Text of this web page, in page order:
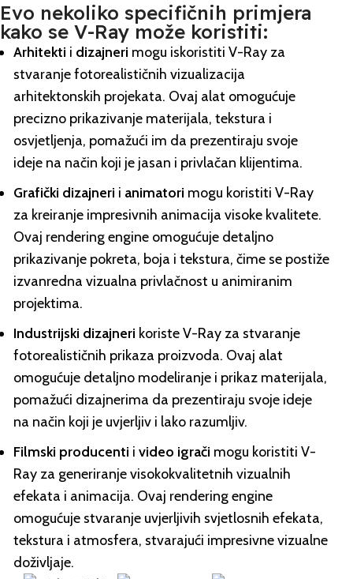
Evo nekoliko specifičnih primjera
kako se V-Ray može koristiti:
Arhitekti i dizajneri mogu iskoristiti V-Ray za
stvaranje fotorealističnih vizualizacija
arhitektonskih projekata. Ovaj alat omogućuje
precizno prikazivanje materijala, tekstura i
osvjetljenja, pomažući im da prezentiraju svoje
ideje na način koji je jasan i privlačan klijentima.
Grafički dizajneri i animatori mogu koristiti V-Ray
za kreiranje impresivnih animacija visoke kvalitete.
Ovaj rendering engine omogućuje detaljno
prikazivanje pokreta, boja i tekstura, čime se postiže
izvanredna vizualna privlačnost u animiranim
projektima.
Industrijski dizajneri koriste V-Ray za stvaranje
fotorealističnih prikaza proizvoda. Ovaj alat
omogućuje detaljno modeliranje i prikaz materijala,
pomažući dizajnerima da prezentiraju svoje ideje
na način koji je uvjerljiv i lako razumljiv.
Filmski producenti ivideo igrači mogu koristiti V-
Ray za generiranje visokokvalitetnih vizualnih
efekata i animacija. Ovaj rendering engine
omogućuje stvaranje uvjerljivih svjetlosnih efekata,
tekstura i atmosfera, stvarajući impresivne vizualne
doživljaje.